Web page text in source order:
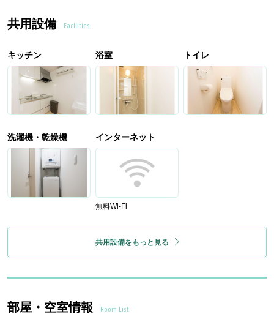
共用設備 Facilities
キッチン 浴室 トイレ
洗濯機・乾燥機 インターネット
無料Wi-Fi
共用設備をもっと見る
部屋・空室情報 Room List